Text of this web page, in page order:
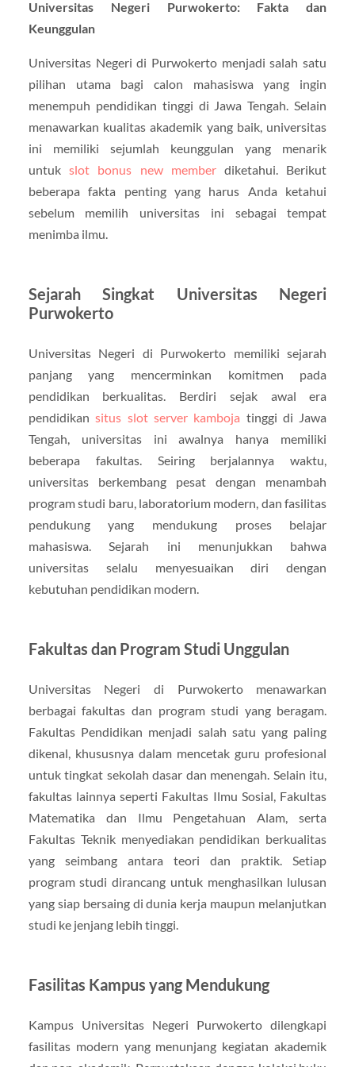
Universitas Negeri Purwokerto: Fakta dan
Keunggulan
Universitas Negeri di Purwokerto menjadi salah satu
pilihan utama bagi calon mahasiswa yang ingin
menempuh pendidikan tinggi di Jawa Tengah. Selain
menawarkan kualitas akademik yang baik, universitas
ini memiliki sejumlah keunggulan yang menarik
untukslot bonus new memberdiketahui. Berikut
beberapa fakta penting yang harus Anda ketahui
sebelum memilih universitas ini sebagai tempat
menimba ilmu.
Sejarah Singkat Universitas Negeri
Purwokerto
Universitas Negeri di Purwokerto memiliki sejarah
panjang yang mencerminkan komitmen pada
pendidikan berkualitas. Berdiri sejak awal era
pendidikansitus slot server kamboja tinggi di Jawa
Tengah, universitas ini awalnya hanya memiliki
beberapa fakultas. Seiring berjalannya waktu,
universitas berkembang pesat dengan menambah
program studi baru, laboratorium modern, dan fasilitas
pendukung yang mendukung proses belajar
mahasiswa. Sejarah ini menunjukkan bahwa
universitas selalu menyesuaikan diri dengan
kebutuhan pendidikan modern.
Fakultas dan Program Studi Unggulan
Universitas Negeri di Purwokerto menawarkan
berbagai fakultas dan program studi yang beragam.
Fakultas Pendidikan menjadi salah satu yang paling
dikenal, khususnya dalam mencetak guru profesional
untuk tingkat sekolah dasar dan menengah. Selain itu,
fakultas lainnya seperti Fakultas Ilmu Sosial, Fakultas
Matematika dan Ilmu Pengetahuan Alam, serta
Fakultas Teknik menyediakan pendidikan berkualitas
yang seimbang antara teori dan praktik. Setiap
program studi dirancang untuk menghasilkan lulusan
yang siap bersaing di dunia kerja maupun melanjutkan
studi ke jenjang lebih tinggi.
Fasilitas Kampus yang Mendukung
Kampus Universitas Negeri Purwokerto dilengkapi
fasilitas modern yang menunjang kegiatan akademik